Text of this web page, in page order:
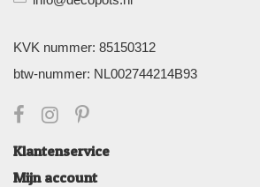
KVK nummer: 85150312
btw-nummer: NL002744214B93
Klantenservice
Mijn account